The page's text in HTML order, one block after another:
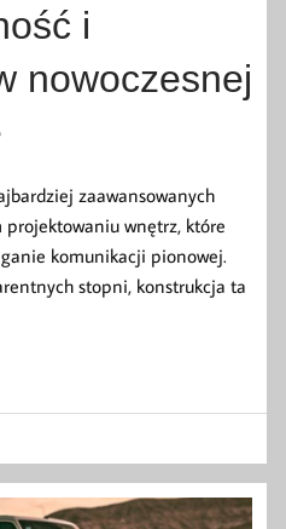
i
nowoczesnej
zaawansowanych
projektowaniu wnętrz, które
komunikacji pionowej.
stopni, konstrukcja ta